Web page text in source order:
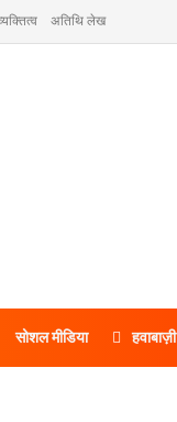
अतिथि लेख
सोशल मीडिया हवाबाज़ी